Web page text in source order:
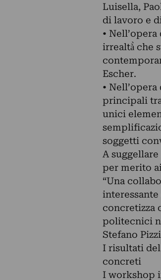
Luisella,
di lavoro e
•
irrealtà̀ che
Escher.
•
principali
unici
soggetti
A
per merito
“Una
concretizza
politecnici
Stefano
I risultati del
concreti
I workshop